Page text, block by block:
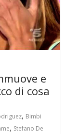
e
di cosa
, Bimbi
, Stefano De